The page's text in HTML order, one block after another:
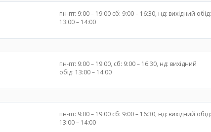
пн-пт: 9:00 – 19:00 сб: 9:00 – 16:30, нд: вихідний обід:
13:00 – 14:00
пн-пт: 9:00 – 19:00, сб: 9:00 – 16:30, нд: вихідний
обід: 13:00 – 14:00
пн-пт: 9:00 – 19:00 сб: 9:00 – 16:30, нд: вихідний обід:
13:00 – 14:00